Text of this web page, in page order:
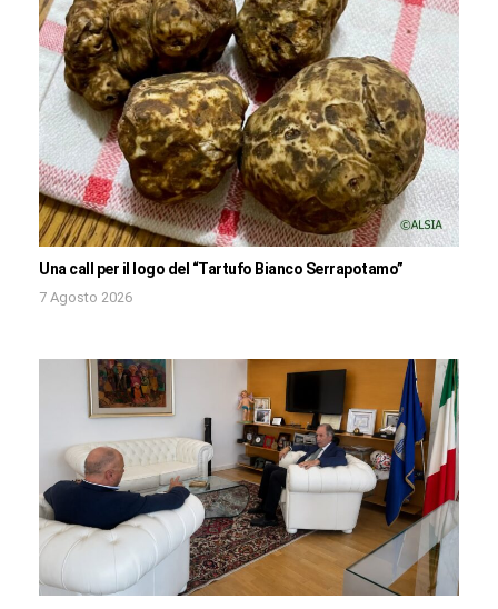
Una call per il logo del “Tartufo Bianco Serrapotamo”
7 Agosto 2026